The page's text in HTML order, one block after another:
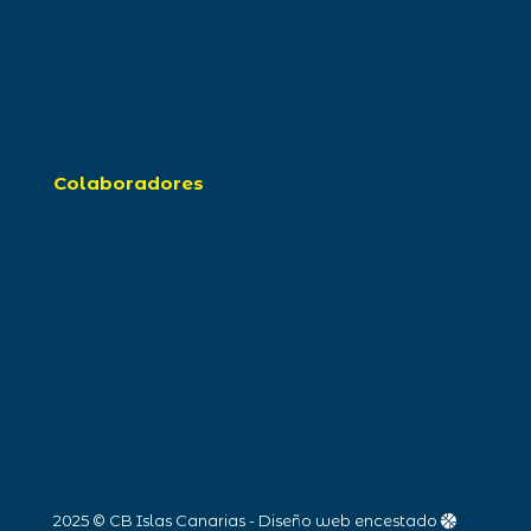
Colaboradores
2025 © CB Islas Canarias - Diseño web encestado